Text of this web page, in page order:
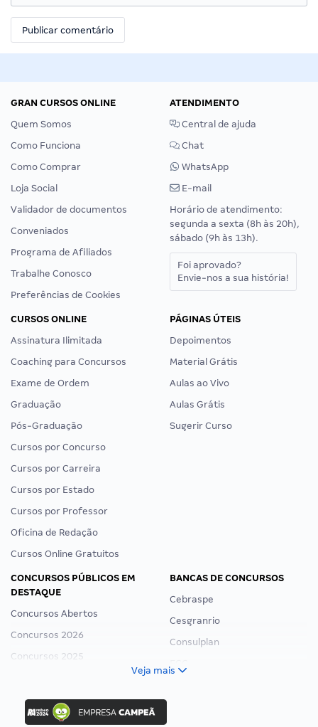
GRAN CURSOS ONLINE
Quem Somos
Como Funciona
Como Comprar
Loja Social
Validador de documentos
Conveniados
Programa de Afiliados
Trabalhe Conosco
Preferências de Cookies
ATENDIMENTO
Central de ajuda
Chat
WhatsApp
E-mail
Horário de atendimento:
segunda a sexta (8h às 20h),
sábado (9h às 13h).
Foi aprovado?
Envie-nos a sua história!
CURSOS ONLINE
Assinatura Ilimitada
Coaching para Concursos
Exame de Ordem
Graduação
Pós-Graduação
Cursos por Concurso
Cursos por Carreira
Cursos por Estado
Cursos por Professor
Oficina de Redação
Cursos Online Gratuitos
PÁGINAS ÚTEIS
Depoimentos
Material Grátis
Aulas ao Vivo
Aulas Grátis
Sugerir Curso
CONCURSOS PÚBLICOS EM
DESTAQUE
Concursos Abertos
Concursos 2026
Concursos 2025
Concurso Ibama
Concurso MPU
BANCAS DE CONCURSOS
Cebraspe
Cesgranrio
Consulplan
Veja mais